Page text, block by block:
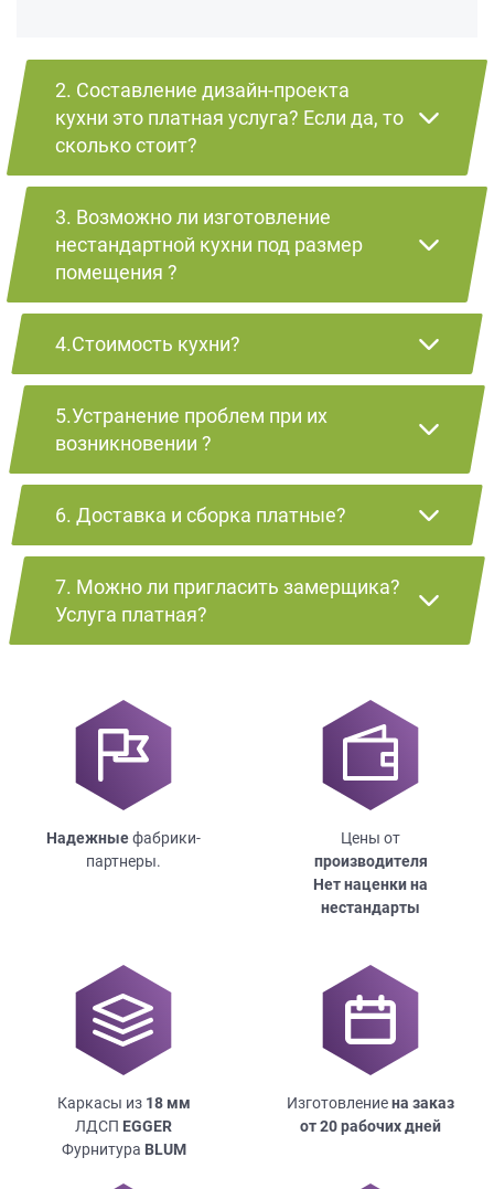
2. Составление дизайн-проекта
кухни это платная услуга? Если да, то
сколько стоит?
3. Возможно ли изготовление
нестандартной кухни под размер
помещения ?
4.Стоимость кухни?
5.Устранение проблем при их
возникновении ?
6. Доставка и сборка платные?
7. Можно ли пригласить замерщика?
Услуга платная?
Надежныефабрики-
партнеры.
Цены от
производителя
Нет наценки на
нестандарты
Каркасы из 18мм
ЛДСП EGGER
Фурнитура BLUM
Изготовлениена заказ
от 20 рабочих дней